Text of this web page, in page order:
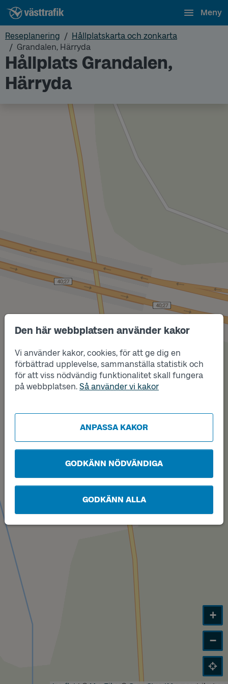
Den här webbplatsen använder kakor
Vi använder kakor, cookies, för att ge dig en
förbättrad upplevelse, sammanställa statistik och
för att viss nödvändig funktionalitet skall fungera
på webbplatsen. Så använder vi kakor
ANPASSA KAKOR
GODKÄNN NÖDVÄNDIGA
GODKÄNN ALLA
Meny
Reseplanering
Hållplatskarta och zonkarta
Grandalen, Härryda
Hållplats Grandalen,
Härryda
Läge
A
Läge
+
−